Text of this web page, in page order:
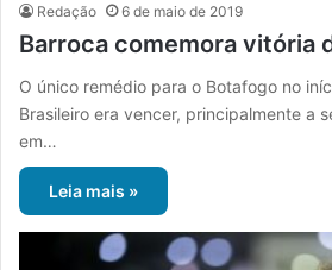
Redação 6 de maio de 2019
Barroca comemora vitória
O único remédio para o Botafogo no
Brasileiro era vencer, principalmente a
em…
Leia mais »